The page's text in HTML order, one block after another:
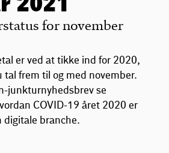
for november
er ved at tikke ind for 2020,
tal frem til og med november.
junkturnyhedsbrev se
COVID-19 året 2020 er
digitale branche.